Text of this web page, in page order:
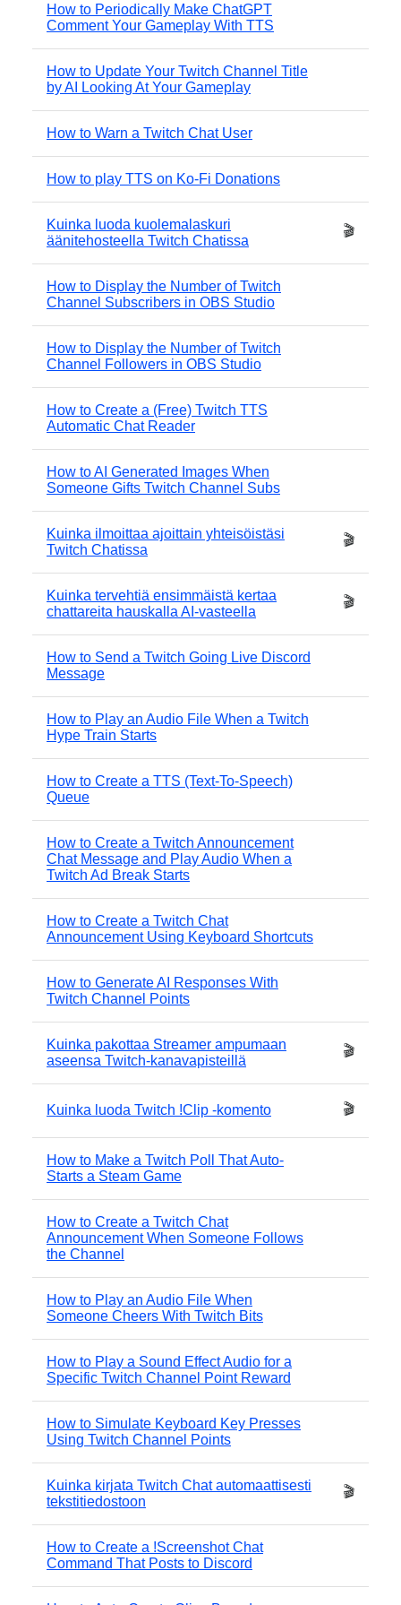
How to Periodically Make ChatGPT
Comment Your Gameplay With TTS
How to Update Your Twitch Channel Title
by AI Looking At Your Gameplay
How to Warn a Twitch Chat User
How to play TTS on Ko-Fi Donations
Kuinka luoda kuolemalaskuri
äänitehosteella Twitch Chatissa
🎬
How to Display the Number of Twitch
Channel Subscribers in OBS Studio
How to Display the Number of Twitch
Channel Followers in OBS Studio
How to Create a (Free) Twitch TTS
Automatic Chat Reader
How to AI Generated Images When
Someone Gifts Twitch Channel Subs
Kuinka ilmoittaa ajoittain yhteisöistäsi
Twitch Chatissa
🎬
Kuinka tervehtiä ensimmäistä kertaa
chattareita hauskalla AI-vasteella
🎬
How to Send a Twitch Going Live Discord
Message
How to Play an Audio File When a Twitch
Hype Train Starts
How to Create a TTS (Text-To-Speech)
Queue
How to Create a Twitch Announcement
Chat Message and Play Audio When a
Twitch Ad Break Starts
How to Create a Twitch Chat
Announcement Using Keyboard Shortcuts
How to Generate AI Responses With
Twitch Channel Points
Kuinka pakottaa Streamer ampumaan
aseensa Twitch-kanavapisteillä
🎬
Kuinka luoda Twitch !Clip -komento 🎬
How to Make a Twitch Poll That Auto-
Starts a Steam Game
How to Create a Twitch Chat
Announcement When Someone Follows
the Channel
How to Play an Audio File When
Someone Cheers With Twitch Bits
How to Play a Sound Effect Audio for a
Specific Twitch Channel Point Reward
How to Simulate Keyboard Key Presses
Using Twitch Channel Points
Kuinka kirjata Twitch Chat automaattisesti
tekstitiedostoon
🎬
How to Create a !Screenshot Chat
Command That Posts to Discord